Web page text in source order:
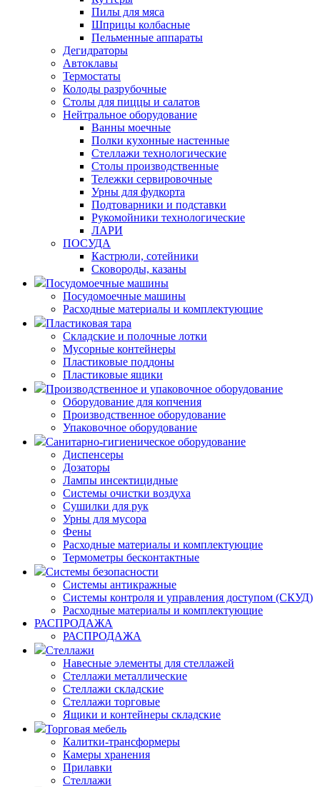
Пилы для мяса
Шприцы колбасные
Пельменные аппараты
Дегидраторы
Автоклавы
Термостаты
Колоды разрубочные
Столы для пиццы и салатов
Нейтральное оборудование
Ванны моечные
Полки кухонные настенные
Стеллажи технологические
Столы производственные
Тележки сервировочные
Урны для фудкорта
Подтоварники и подставки
Рукомойники технологические
ЛАРИ
ПОСУДА
Кастрюли, сотейники
Сковороды, казаны
Посудомоечные машины
Посудомоечные машины
Расходные материалы и комплектующие
Пластиковая тара
Складские и полочные лотки
Мусорные контейнеры
Пластиковые поддоны
Пластиковые ящики
Производственное и упаковочное оборудование
Оборудование для копчения
Производственное оборудование
Упаковочное оборудование
Санитарно-гигиеническое оборудование
Диспенсеры
Дозаторы
Лампы инсектицидные
Системы очистки воздуха
Сушилки для рук
Урны для мусора
Фены
Расходные материалы и комплектующие
Термометры бесконтактные
Системы безопасности
Системы антикражные
Системы контроля и управления доступом (СКУД)
Расходные материалы и комплектующие
РАСПРОДАЖА
РАСПРОДАЖА
Стеллажи
Навесные элементы для стеллажей
Стеллажи металлические
Стеллажи складские
Стеллажи торговые
Ящики и контейнеры складские
Торговая мебель
Калитки-трансформеры
Камеры хранения
Прилавки
Стеллажи